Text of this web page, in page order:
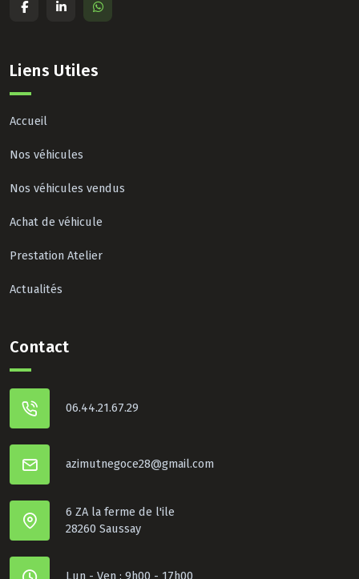
Liens Utiles
Accueil
Nos véhicules
Nos véhicules vendus
Achat de véhicule
Prestation Atelier
Actualités
Contact
06.44.21.67.29
azimutnegoce28@gmail.com
6 ZA la ferme de l'ile
28260 Saussay
Lun - Ven : 9h00 - 17h00